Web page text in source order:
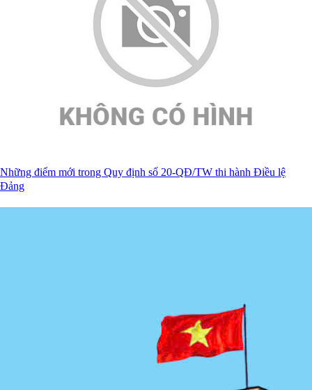
Những điểm mới trong Quy định số 20-QĐ/TW thi hành Điều lệ
Đảng